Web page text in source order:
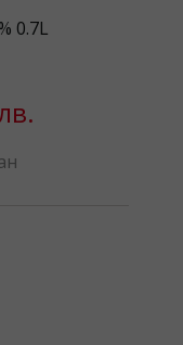
0.7L